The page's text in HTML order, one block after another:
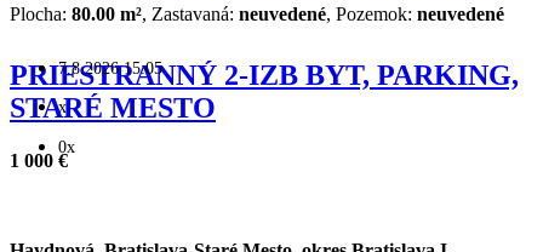
Plocha: 80.00 m², Zastavaná: neuvedené, Pozemok: neuvedené
7.8.2026 15:05
x
0x
PRIESTRANNÝ 2-IZB BYT, PARKING,
STARÉ MESTO
1 000 €